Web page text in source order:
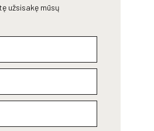
užsisakę mūsų